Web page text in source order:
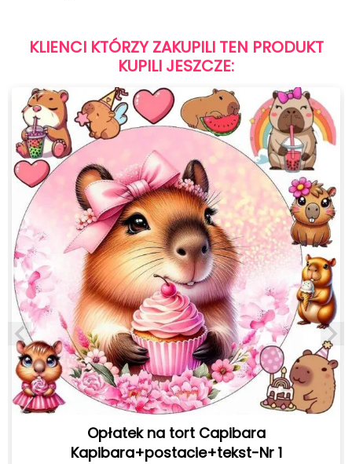
KLIENCI KTÓRZY ZAKUPILI TEN PRODUKT
KUPILI JESZCZE:
na tort Capibara
Nr 1
BALONY